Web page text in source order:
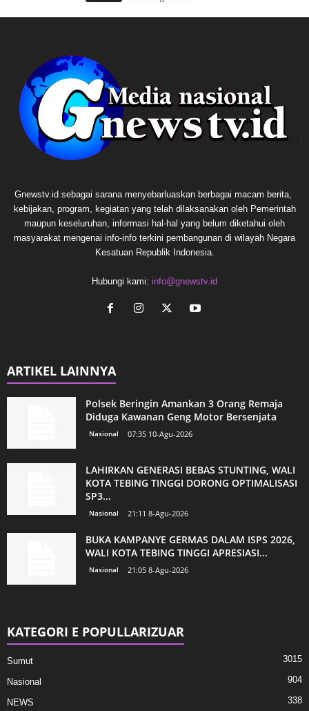
Gnewstv.id sebagai sarana menyebarluaskan berbagai macam berita,
kebijakan, program, kegiatan yang telah dilaksanakan oleh Pemerintah
maupun keseluruhan, informasi hal-hal yang belum diketahui oleh
masyarakat mengenai info-info terkini pembangunan di wilayah Negara
Kesatuan Republik Indonesia.
Hubungi kami: info@gnewstv.id
ARTIKEL LAINNYA
Polsek Beringin Amankan 3 Orang Remaja
Diduga Kawanan Geng Motor Bersenjata
Nasional 07:35 10-Agu-2026
LAHIRKAN GENERASI BEBAS STUNTING, WALI
KOTA TEBING TINGGI DORONG OPTIMALISASI
SP3...
Nasional 21:11 8-Agu-2026
BUKA KAMPANYE GERMAS DALAM ISPS 2026,
WALI KOTA TEBING TINGGI APRESIASI...
Nasional 21:05 8-Agu-2026
KATEGORI E POPULLARIZUAR
Sumut 3015
Nasional 904
NEWS 338